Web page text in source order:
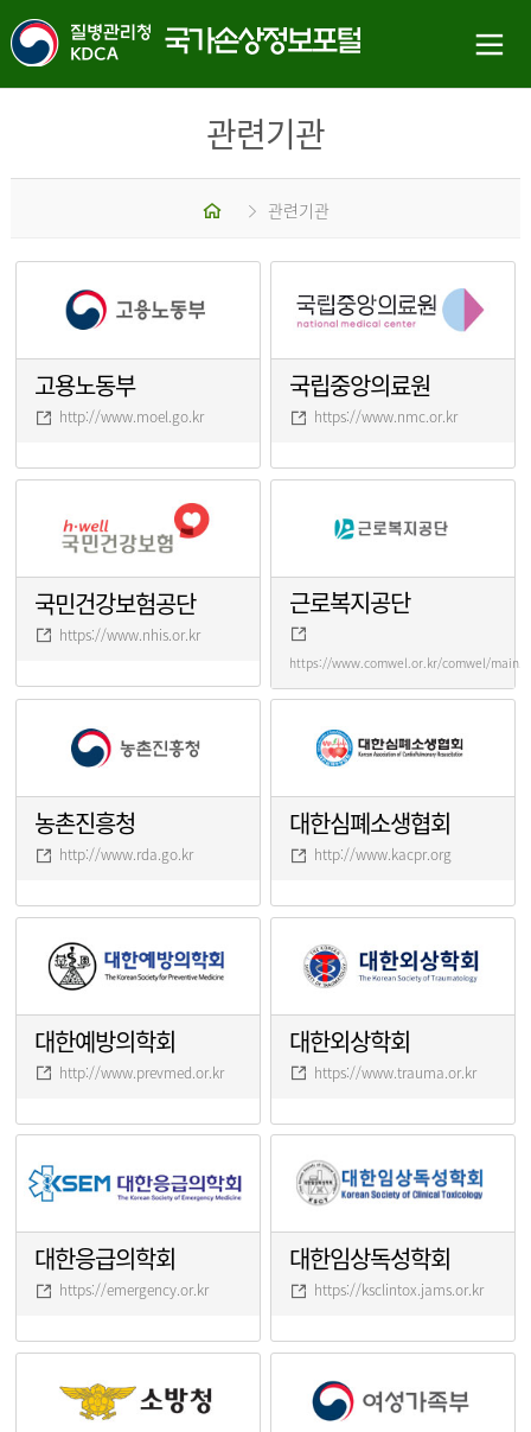
관련기관
홈 관련기관
고용노동부
http://www.moel.go.kr
국립중앙의료원
https://www.nmc.or.kr
국민건강보험공단
https://www.nhis.or.kr
근로복지공단
https://www.comwel.or.kr/comwel/
농촌진흥청
http://www.rda.go.kr
대한심폐소생협회
http://www.kacpr.org
대한예방의학회
http://www.prevmed.or.kr
대한외상학회
https://www.trauma.or.kr
대한응급의학회
https://emergency.or.kr
대한임상독성학회
https://ksclintox.jams.or.kr